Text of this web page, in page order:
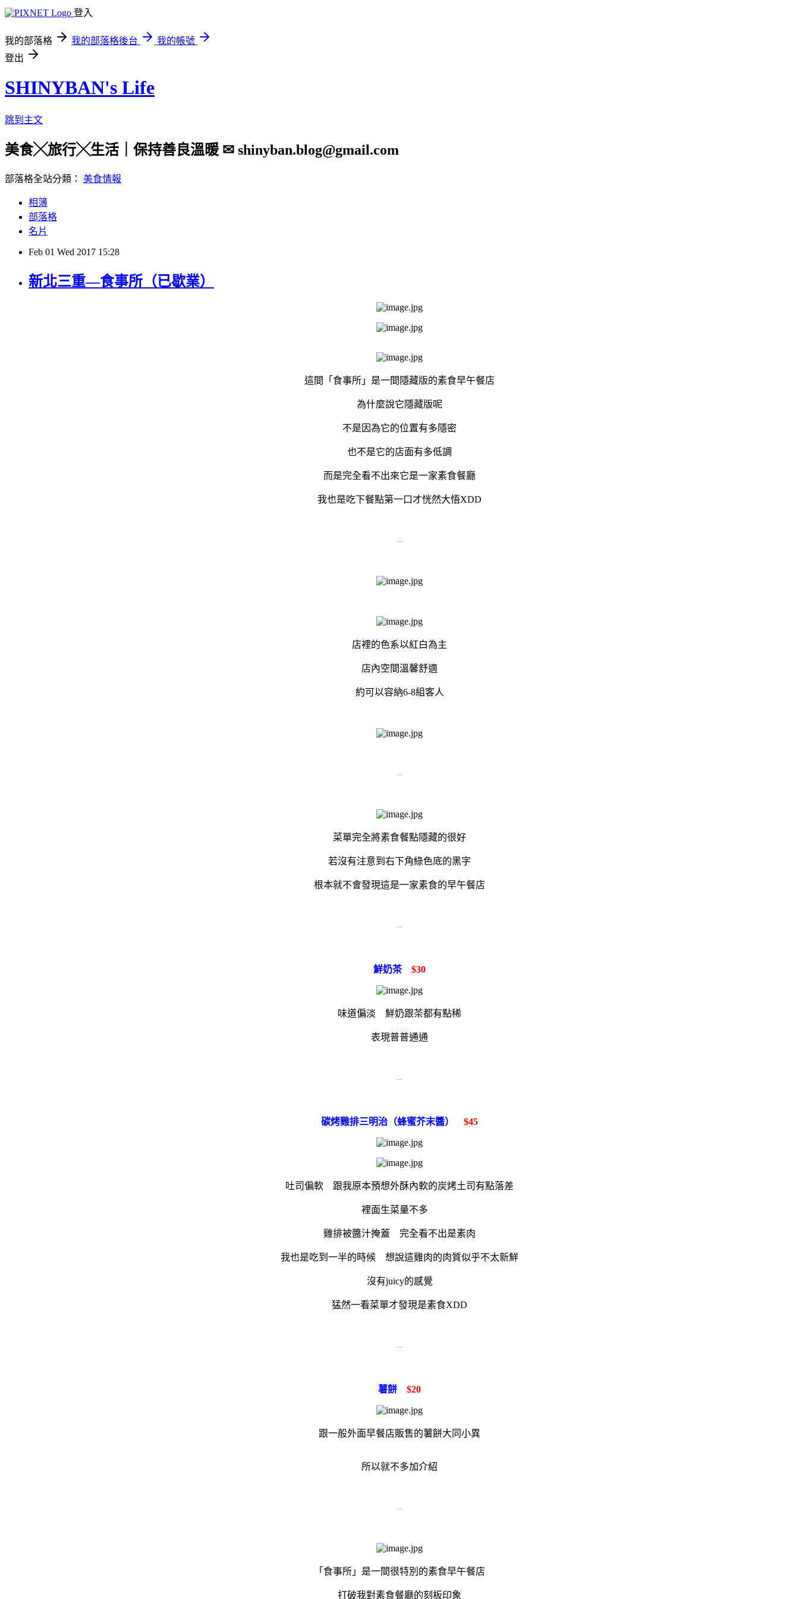
登入
我的部落格 我的部落格後台
我的帳號
登出
SHINYBAN's Life
跳到主文
美食╳旅行╳生活｜保持善良溫暖 ✉ shinyban.blog@gmail.com
部落格全站分類： 美食情報
相簿
部落格
名片
Feb 01 Wed 2017 15:28
新北三重—食事所（已歇業）
這間「食事所」是一間隱藏版的素食早午餐店
為什麼說它隱藏版呢
不是因為它的位置有多隱密
也不是它的店面有多低調
而是完全看不出來它是一家素食餐廳
我也是吃下餐點第一口才恍然大悟XDD
--
店裡的色系以紅白為主
店內空間溫馨舒適
約可以容納6-8組客人
--
菜單完全將素食餐點隱藏的很好
若沒有注意到右下角綠色底的黑字
根本就不會發現這是一家素食的早午餐店
--
鮮奶茶 $30
味道偏淡 鮮奶跟茶都有點稀
表現普普通通
--
碳烤雞排三明治（蜂蜜芥末醬） $45
吐司偏軟 跟我原本預想外酥內軟的炭烤土司有點落差
裡面生菜量不多
雞排被醬汁掩蓋 完全看不出是素肉
我也是吃到一半的時候 想說這雞肉的肉質似乎不太新鮮
沒有juicy的感覺
猛然一看菜單才發現是素食XDD
--
薯餅 $20
跟一般外面早餐店販售的薯餅大同小異
所以就不多加介紹
--
「食事所」是一間很特別的素食早午餐店
打破我對素食餐廳的刻板印象